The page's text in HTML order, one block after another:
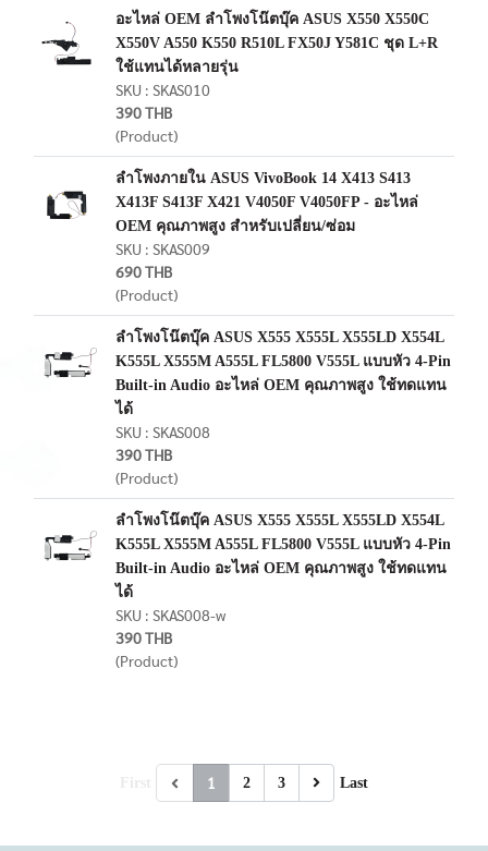
อะไหล่ OEM ลำโพงโน๊ตบุ๊ค ASUS X550 X550C
X550V A550 K550 R510L FX50J Y581C ชุด L+R
ใช้แทนได้หลายรุ่น
SKU : SKAS010
390 THB
(Product)
ลำโพงภายใน ASUS VivoBook 14 X413 S413
X413F S413F X421 V4050F V4050FP - อะไหล่
OEM คุณภาพสูง สำหรับเปลี่ยน/ซ่อม
SKU : SKAS009
690 THB
(Product)
ลำโพงโน๊ตบุ๊ค ASUS X555 X555L X555LD X554L
K555L X555M A555L FL5800 V555L แบบหัว 4‑Pin
Built‑in Audio อะไหล่ OEM คุณภาพสูง ใช้ทดแทน
ได้
SKU : SKAS008
390 THB
(Product)
ลำโพงโน๊ตบุ๊ค ASUS X555 X555L X555LD X554L
K555L X555M A555L FL5800 V555L แบบหัว 4‑Pin
Built‑in Audio อะไหล่ OEM คุณภาพสูง ใช้ทดแทน
ได้
SKU : SKAS008-w
390 THB
(Product)
1 2 3 Last